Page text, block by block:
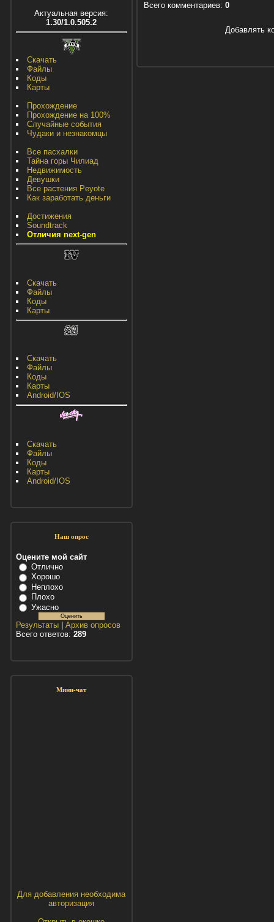
Актуальная версия:
1.30/1.0.505.2
Скачать
Файлы
Коды
Карты
Прохождение
Прохождение на 100%
Случайные события
Чудаки и незнакомцы
Все пасхалки
Тайна горы Чилиад
Недвижимость
Девушки
Все растения Peyote
Как заработать деньги
Достижения
Soundtrack
Отличия next-gen
Скачать
Файлы
Коды
Карты
Скачать
Файлы
Коды
Карты
Android/IOS
Скачать
Файлы
Коды
Карты
Android/IOS
Наш опрос
Оцените мой сайт
Отлично
Хорошо
Неплохо
Плохо
Ужасно
Результаты| Архив опросов
Всего ответов: 289
Мини-чат
Для добавления необходима
авторизация
Всего комментариев: 0
Добавлять